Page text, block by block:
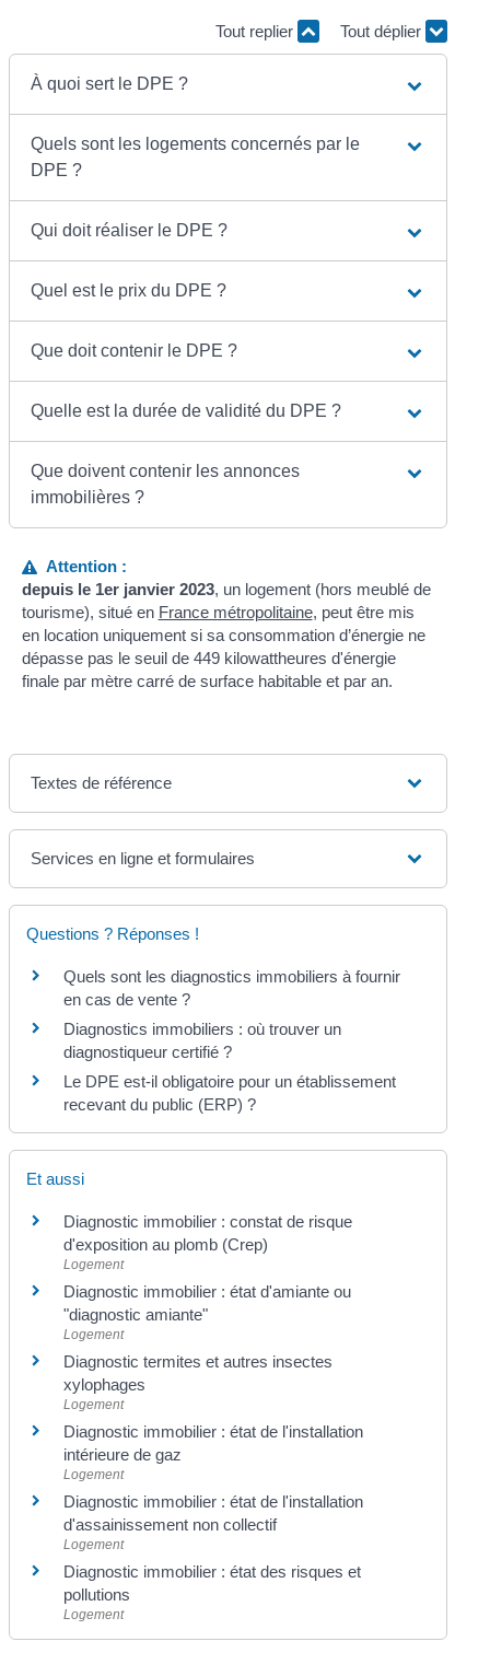
Tout replier Tout déplier
À quoi sert le DPE ?
Quels sont les logements concernés par le
DPE ?
Qui doit réaliser le DPE ?
Quel est le prix du DPE ?
Que doit contenir le DPE ?
Quelle est la durée de validité du DPE ?
Que doivent contenir les annonces
immobilières ?
Attention :
depuis le 1erjanvier 2023, un logement (hors meublé de
tourisme), situé en France métropolitaine, peut être mis
en location uniquement si sa consommation d’énergie ne
dépasse pas le seuil de 449 kilowattheures d'énergie
finale par mètre carré de surface habitable et par an.
Textes de référence
Services en ligne et formulaires
Questions ? Réponses !
Quels sont les diagnostics immobiliers à fournir
en cas de vente ?
Diagnostics immobiliers : où trouver un
diagnostiqueur certifié ?
Le DPE est-il obligatoire pour un établissement
recevant du public (ERP) ?
Et aussi
Diagnostic immobilier : constat de risque
d'exposition au plomb (Crep)
Logement
Diagnostic immobilier : état d'amiante ou
"diagnostic amiante"
Logement
Diagnostic termites et autres insectes
xylophages
Logement
Diagnostic immobilier : état de l'installation
intérieure de gaz
Logement
Diagnostic immobilier : état de l'installation
d'assainissement non collectif
Logement
Diagnostic immobilier : état des risques et
pollutions
Logement